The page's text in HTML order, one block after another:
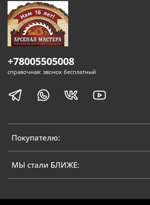
Покупателю:
МЫ стали БЛИЖЕ:
+78005505008
справочная: звонок бесплатный